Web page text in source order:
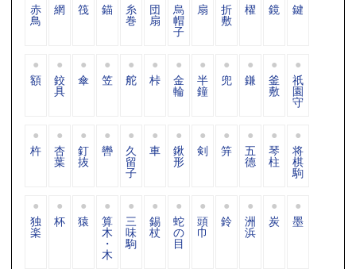
赤
鳥
網 筏 錨 糸
巻
団
扇
烏
帽
子
扇 折
敷
櫂 鏡 鍵
額 鉸
具
傘 笠 舵 桛 金
輪
半
鐘
兜 鎌 釜
敷
祇
園
守
杵 杏
葉
釘
抜
轡 久
留
子
車 鍬
形
剣 笄 五
德
琴
柱
将
棋
駒
独
楽
杯 猿 算
木
・
木
三
味
駒
錫
杖
蛇
の
目
頭
巾
鈴 洲
浜
炭 墨